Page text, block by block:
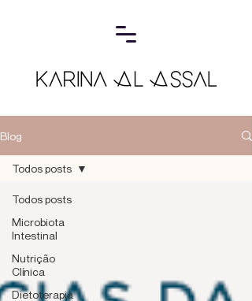
Blog
Todos posts
Microbiota
Intestinal
Nutrição
Clínica
Dietoterapia
Todos posts